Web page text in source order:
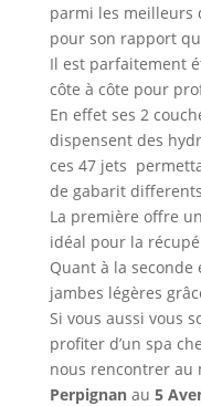
parmi les meilleurs
pour son rapport
Il est parfaitement
côte à côte pour
En effet ses 2
dispensent des
ces 47 jets
de gabarit
La première offre
idéal pour la
Quant à la
jambes légères
Si vous aussi vous
profiter d’un spa
nous rencontrer au
Perpignanau 5